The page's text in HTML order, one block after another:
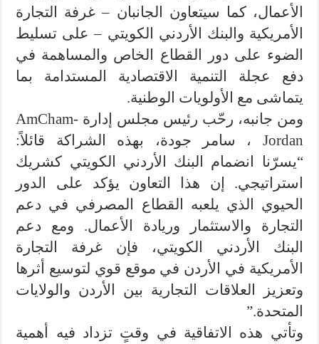
الأعمال، كما سيتعاون الجانبان – غرفة التجارة
الأمريكية والبنك الأردني الكويتي – على تسليط
الضوء على دور القطاع الخاص والمساهمة في
دفع عجلة التنمية الاقتصادية المستدامة بما
يتماشى مع الأولويات الوطنية.
ومن جانبه، رحّب رئيس مجلس إدارة AmCham-
Jordan ، سامر جودة، بهذه الشراكة قائلاً:
“يسرّنا انضمام البنك الأردني الكويتي كشريك
استراتيجي. إن هذا التعاون يؤكد على الدور
الحيوي الذي يلعبه القطاع المصرفي في دعم
التجارة والاستثمار وريادة الأعمال. ومع دعم
البنك الأردني الكويتي، فإن غرفة التجارة
الأمريكية في الأردن في موقع قوي لتوسيع أثرها
وتعزيز العلاقات التجارية بين الأردن والولايات
المتحدة.”
وتأتي هذه الاتفاقية في وقتٍ تزداد فيه أهمية